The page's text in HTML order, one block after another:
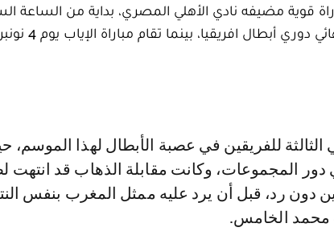
قوية مضيفه نادي الأهلي المصري، بداية من الساعة
على أرضية ملعب برج العرب
دور المجموعات، وكانت مقابلة الذهاب قد انتهت
دون رد، قبل أن يرد عليه ممثل المغرب بنفس
محمد الخامس.